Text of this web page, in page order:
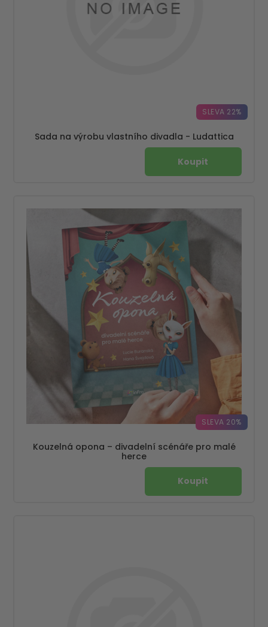
SLEVA 22%
Sada na výrobu vlastního divadla - Ludattica
SLEVA 20%
Kouzelná opona – divadelní scénáře pro malé
herce